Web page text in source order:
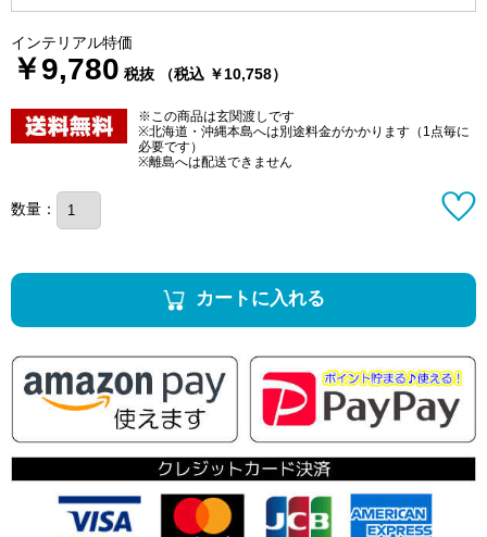
インテリアル特価
￥9,780 税抜 （税込 ￥10,758）
※この商品は玄関渡しです
※北海道・沖縄本島へは別途料金がかかります（1点毎に
必要です）
※離島へは配送できません
数量：
カートに入れる